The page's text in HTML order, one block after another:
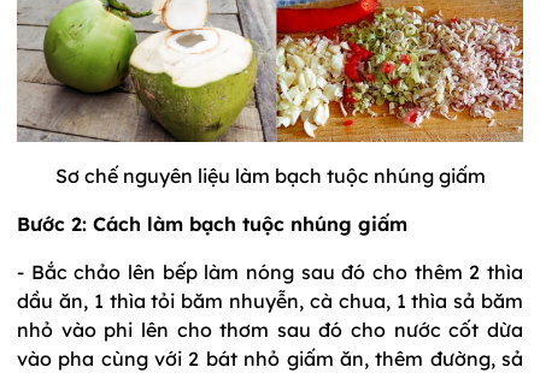
Sơ chế nguyên liệu làm bạch tuộc nhúng giấm
Bước 2: Cách làm bạch tuộc nhúng giấm
- Bắc chảo lên bếp làm nóng sau đó cho thêm 2 thìa
dầu ăn, 1 thìa tỏi băm nhuyễn, cà chua, 1 thìa sả băm
nhỏ vào phi lên cho thơm sau đó cho nước cốt dừa
vào pha cùng với 2 bát nhỏ giấm ăn, thêm đường, sả